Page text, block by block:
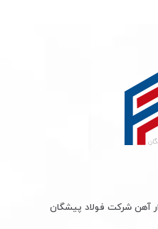
آهن شرکت فولاد پیشگان